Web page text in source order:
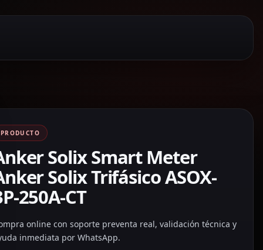
PRODUCTO
Solix Smart Meter
Solix Trifásico ASOX-
250A-CT
online con soporte preventa real, validación técnica y
inmediata por WhatsApp.